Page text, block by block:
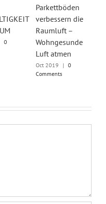
0
Parkettböden
verbessern die
Raumluft –
Wohngesunde
Luft atmen
Oct 2019 | 0
Comments